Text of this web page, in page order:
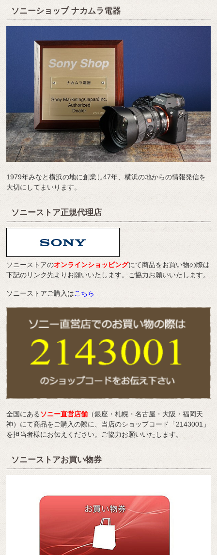
ソニーショップ ナカムラ電器
1979年みなと横浜の地に創業し47年、横浜の地からの情報発信を
大切にしてまいります。
ソニーストア正規代理店
ソニーストアのオンラインショッピングにて商品をお買い物の際は
下記のリンク先よりお願いいたします。ご協力お願いいたします。
ソニーストアご購入はこちら
全国にあるソニー直営店舗 （銀座・札幌・名古屋・大阪・福岡天
神）にて商品をご購入の際に、当店のショップコード「2143001」
を担当者様にお伝えください。ご協力お願いいたします。
ソニーストアお買い物券